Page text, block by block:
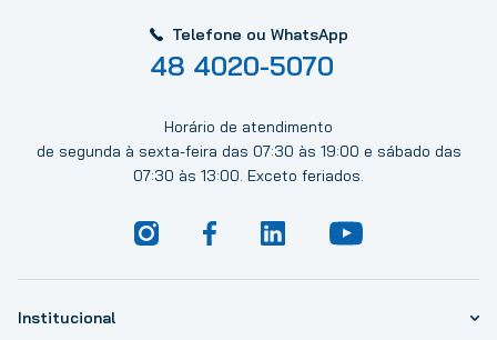
Telefone ou WhatsApp
48 4020-5070
Horário de atendimento
de segunda à sexta-feira das 07:30 às 19:00 e sábado das
07:30 às 13:00. Exceto feriados.
Institucional